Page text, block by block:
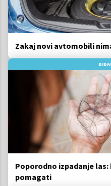
Zakaj novi avtomobili
Poporodno izpadanje
pomagati